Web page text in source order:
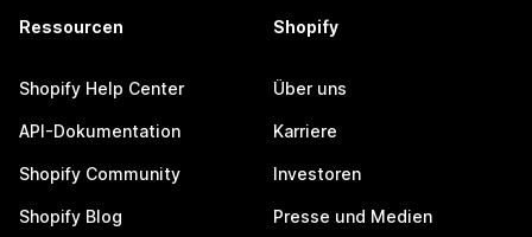
Ressourcen
Shopify Help Center
API-Dokumentation
Shopify Community
Shopify Blog
Shopify
Über uns
Karriere
Investoren
Presse und Medien